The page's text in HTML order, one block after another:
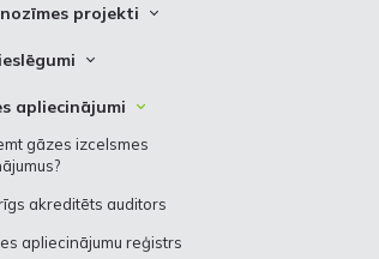
projekti
un Lietuvas starpsavienojuma
PGK darbības uzlabošana
Baltijas ūdeņraža koridors
apliecinājumi
gāzes izcelsmes
akreditēts auditors
apliecinājumu reģistrs